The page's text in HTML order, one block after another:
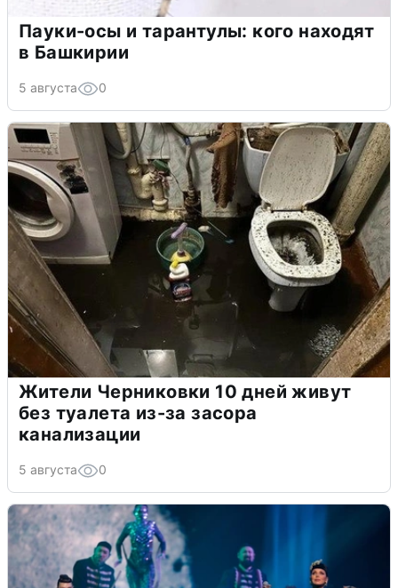
Пауки-осы и тарантулы: кого находят
в Башкирии
5 августа 0
Жители Черниковки 10 дней живут
без туалета из-за засора
канализации
5 августа 0